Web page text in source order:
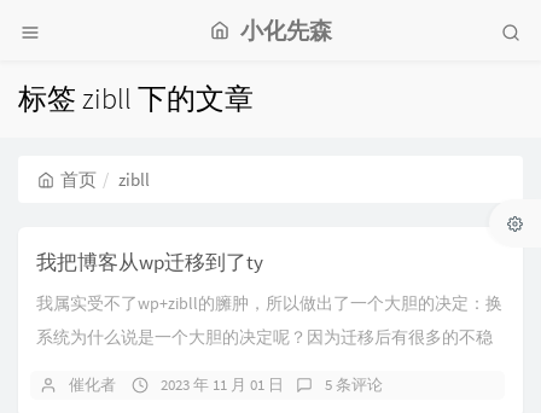
小化先森
标签 zibll 下的文章
首页 zibll
我把博客从wp迁移到了ty
我属实受不了wp+zibll的臃肿，所以做出了一个大胆的决定：换
系统为什么说是一个大胆的决定呢？因为迁移后有很多的不稳
催化者 2023 年 11 月 01 日 5 条评论